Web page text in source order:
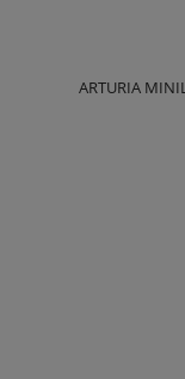
ARTURIA